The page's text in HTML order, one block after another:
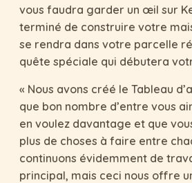
vous faudra garder un œil sur
terminé de construire votre
se rendra dans votre parcelle
quête spéciale qui débutera
« Nous avons créé le Tableau
que bon nombre d’entre vous
en voulez davantage et que
plus de choses à faire entre
continuons évidemment de
principal, mais ceci nous offre